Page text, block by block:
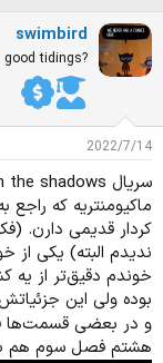
و
ع
ک
ن
د
ه
م
و
ض
و
ع
ی
خ
ش
ر
swimbird
good tidings?
2022/7/14
ماکیومنتریه که
کردار قدیمی دارن.
ندیدم البته) یکی از
خوندم دقیق‌تر از یه
بوده ولی این
و در بعضی
هشتم فصل سوم هم